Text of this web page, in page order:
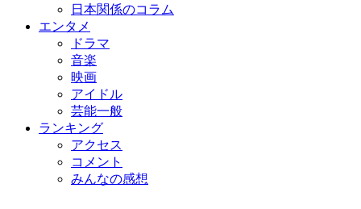
日本関係のコラム
エンタメ
ドラマ
音楽
映画
アイドル
芸能一般
ランキング
アクセス
コメント
みんなの感想